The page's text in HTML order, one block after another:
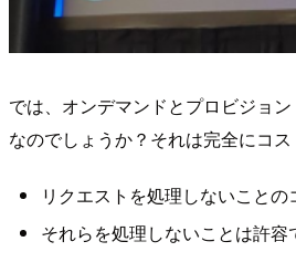
では、オンデマンドとプロビジョ
なのでしょうか？それは完全にコス
リクエストを処理しないことの
それらを処理しないことは許容